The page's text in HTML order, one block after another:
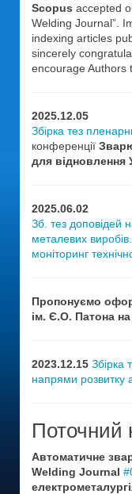
Scopus accepted
Welding Journal”.
indexing articles
sincerely
encourage Authors
2025.12.05
Збірка тез
конференції
для відновлення
2025.06.02
Зб. тез доповідей
металевих
моніторинг
Пропонуємо
ім. Є.О. Патона на
2023.12.15 Збірка
напрями розвитку
Поточний
Автоматичне
Welding Journal